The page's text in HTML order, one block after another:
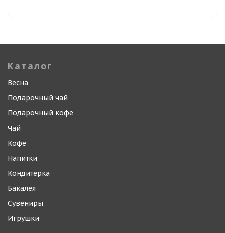
Каталог
Весна
Подарочный чай
Подарочный кофе
Чай
Кофе
Напитки
Кондитерка
Бакалея
Сувениры
Игрушки